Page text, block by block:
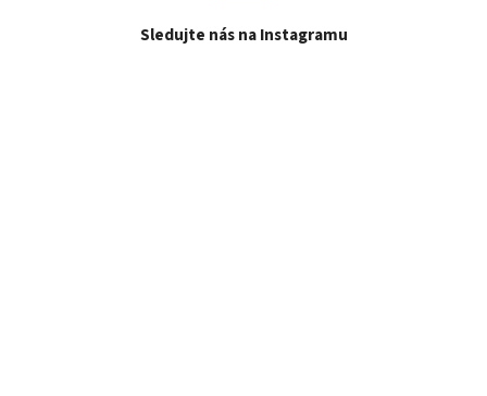
Sledujte nás na Instagramu